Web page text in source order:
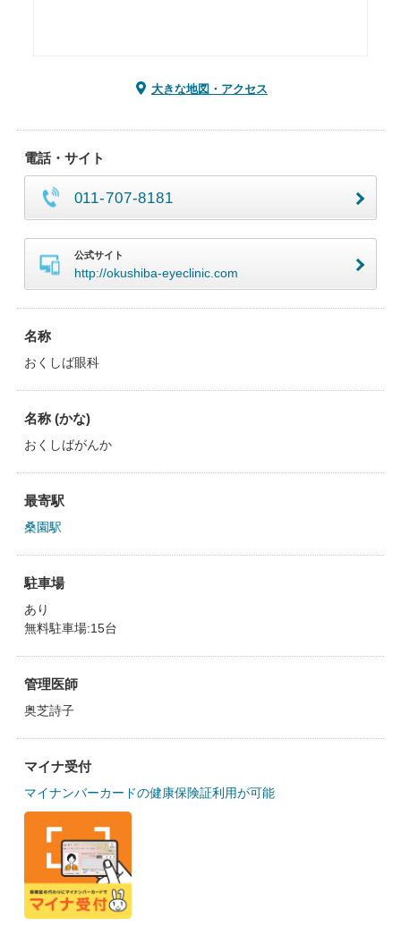
大きな地図・アクセス
電話・サイト
011-707-8181
公式サイト
http://okushiba-eyeclinic.com
名称
おくしば眼科
名称 (かな)
おくしばがんか
最寄駅
桑園駅
駐車場
あり
無料駐車場:15台
管理医師
奥芝詩子
マイナ受付
マイナンバーカードの健康保険証利用が可能